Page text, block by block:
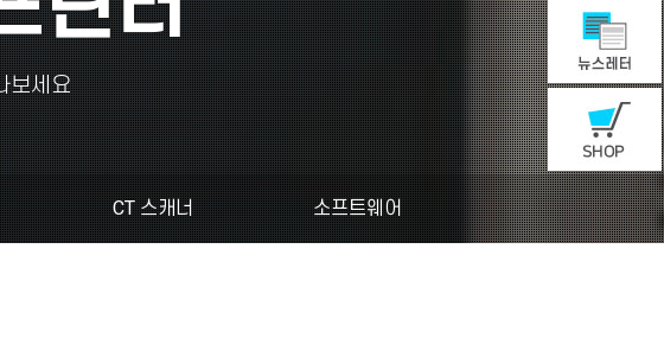
보세요
CT 스캐너 소프트웨어